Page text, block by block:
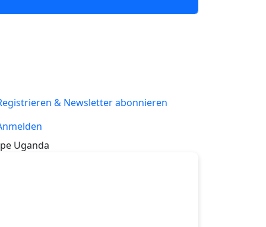
& Newsletter abonnieren
Uganda